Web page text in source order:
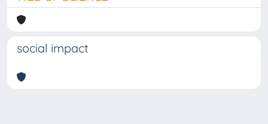
social impact